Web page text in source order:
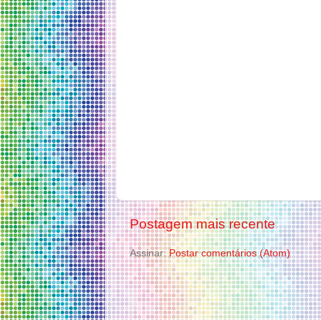
Postagem mais recente
Assinar:Postar comentários (Atom)